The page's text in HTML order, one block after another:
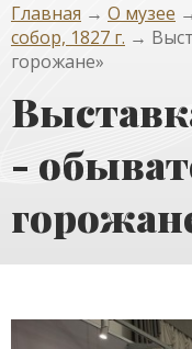
Главная → О музее
собор, 1827 г. →
горожане»
-